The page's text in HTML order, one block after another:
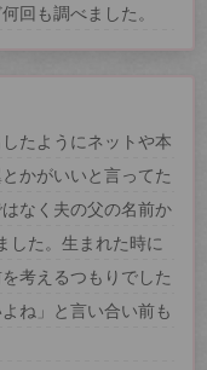
回も調べました。
たようにネットや本
かがいいと言ってた
なく夫の父の名前か
した。生まれた時に
考えるつもりでした
ね」と言い合い前も